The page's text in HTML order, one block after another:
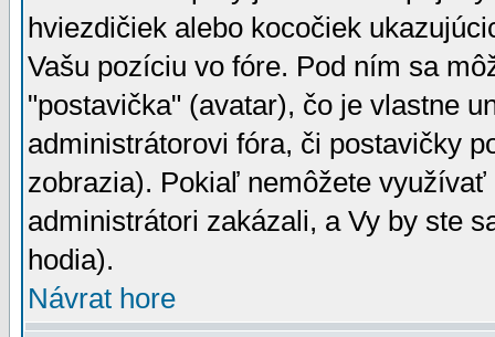
hviezdičiek alebo kocočiek
Vašu pozíciu vo fóre. Pod ním sa
"postavička" (avatar), čo je vlastne
administrátorovi fóra, či postavičky
zobrazia). Pokiaľ nemôžete
administrátori zakázali, a Vy by ste
hodia).
Návrat hore